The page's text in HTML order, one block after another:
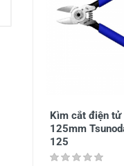
Kìm cắt điện tử
125mm
125